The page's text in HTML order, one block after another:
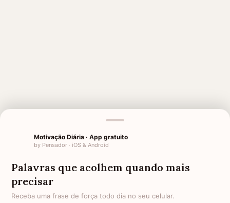
MENSAGENS RELACIONADAS
1 MÊS DE FALECIMENTO PARA
1 MÊS DE FALECIMENTO DA
LUTO PARA TIA
SAUDADE DA MINHA FILHA 1 MÊS DE FALECIMENTO
Motivação Diária · App gratuito
by Pensador · iOS & Android
Palavras que acolhem quando mais
precisar
Receba uma frase de força todo dia no seu celular.